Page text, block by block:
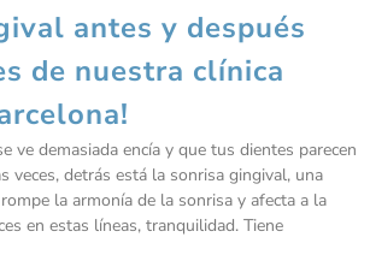
antes y después
de nuestra clínica
ve demasiada encía y que tus dientes parecen
veces, detrás está la sonrisa gingival, una
la armonía de la sonrisa y afecta a la
en estas líneas, tranquilidad. Tiene